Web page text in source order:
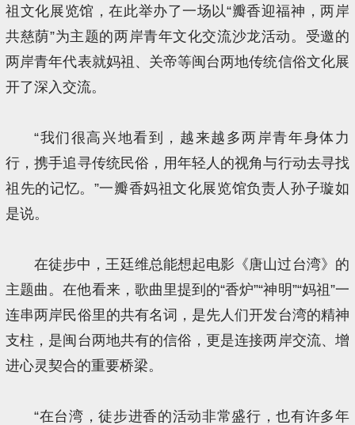
祖文化展览馆，在此举办了一场以“瓣香迎福神，两岸
共慈荫”为主题的两岸青年文化交流沙龙活动。受邀的
两岸青年代表就妈祖、关帝等闽台两地传统信俗文化展
开了深入交流。
“我们很高兴地看到，越来越多两岸青年身体力
行，携手追寻传统民俗，用年轻人的视角与行动去寻找
祖先的记忆。”一瓣香妈祖文化展览馆负责人孙子璇如
是说。
在徒步中，王廷维总能想起电影《唐山过台湾》的
主题曲。在他看来，歌曲里提到的“香炉”“神明”“妈祖”一
连串两岸民俗里的共有名词，是先人们开发台湾的精神
支柱，是闽台两地共有的信俗，更是连接两岸交流、增
进心灵契合的重要桥梁。
“在台湾，徒步进香的活动非常盛行，也有许多年